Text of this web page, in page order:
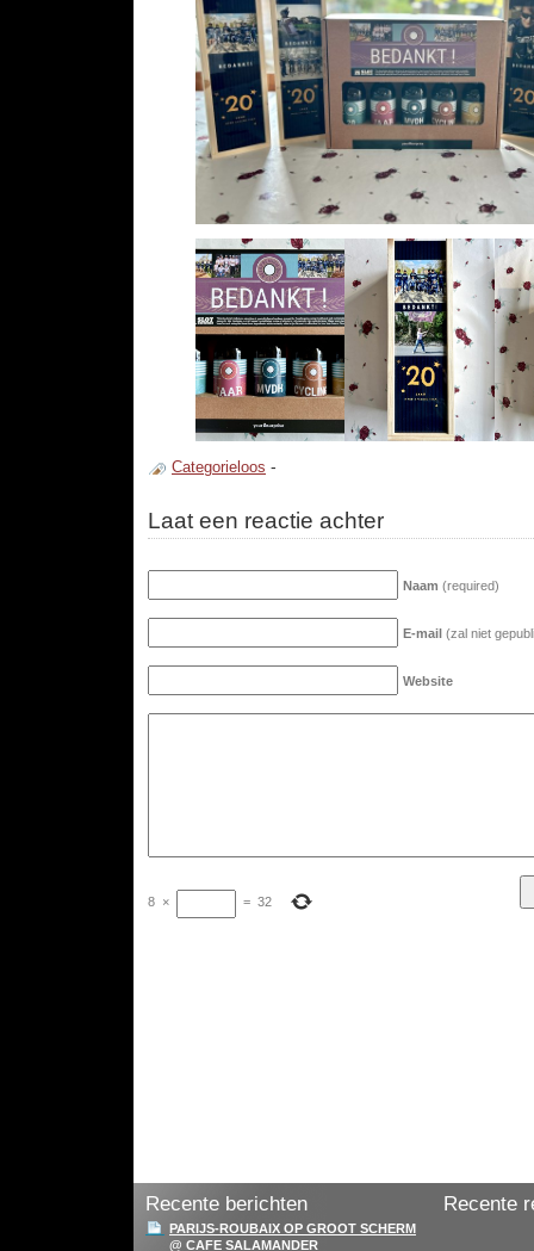
Categorieloos -
Laat een reactie achter
Naam (required)
E-mail (zal niet
Website
8 × = 32
Recente berichten
PARIJS-ROUBAIX OP GROOT SCHERM
@ CAFE SALAMANDER
Recente